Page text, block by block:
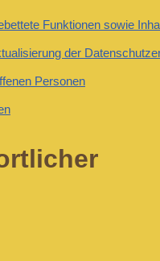
Funktionen sowie
der
Personen